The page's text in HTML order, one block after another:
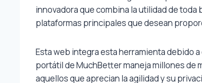
innovadora que combina la utilidad de
plataformas principales que desean
Esta web integra esta herramienta debido
portátil de MuchBetter maneja millones de
aquellos que aprecian la agilidad y su